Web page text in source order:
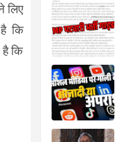
लिए
कि
है कि